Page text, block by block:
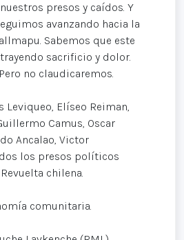
presos y caídos. Y
avanzando hacia la
Sabemos que este
sacrificio y dolor.
no claudicaremos.
Leviqueo, Elíseo Reiman,
Camus, Oscar
Ancalao, Victor
los presos políticos
chilena.
comunitaria.